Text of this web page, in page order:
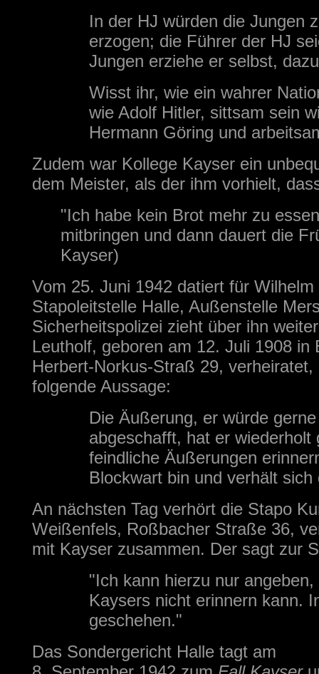
In der HJ würden die Jungen
erzogen; die Führer der HJ
Jungen erziehe er selbst,
Wisst ihr, wie ein wahrer
wie Adolf Hitler, sittsam sein
Hermann Göring und
Zudem war Kollege Kayser ein
dem Meister, als der ihm vorhielt,
"Ich habe kein Brot mehr zu
mitbringen und dann dauert die
Kayser)
Vom 25. Juni 1942 datiert für
Stapoleitstelle Halle, Außenstelle
Sicherheitspolizei zieht über ihn
Leutholf, geboren am 12. Juli 1908
Herbert-Norkus-Straß 29,
folgende Aussage:
Die Äußerung, er würde
abgeschafft, hat er
feindliche Äußerungen
Blockwart bin und verhält
An nächsten Tag verhört die Stapo
Weißenfels, Roßbacher Straße 36,
mit Kayser zusammen. Der sagt zur
"Ich kann hierzu nur
Kaysers nicht erinnern kann.
geschehen."
Das Sondergericht Halle tagt am